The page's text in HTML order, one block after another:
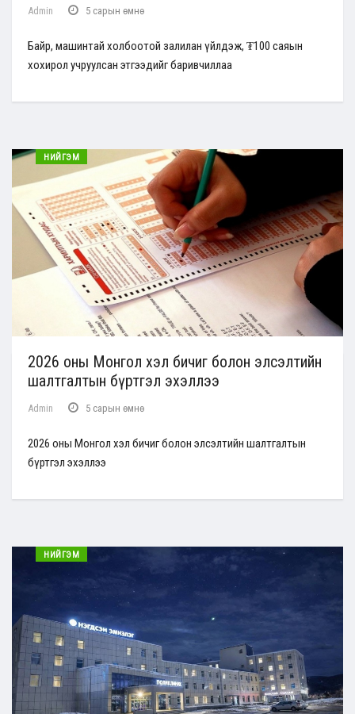
Admin 5 сарын өмнө
Байр, машинтай холбоотой залилан үйлдэж, ₮100 саяын
хохирол учруулсан этгээдийг баривчиллаа
НИЙГЭМ
2026 оны Монгол хэл бичиг болон элсэлтийн
шалтгалтын бүртгэл эхэллээ
Admin 5 сарын өмнө
2026 оны Монгол хэл бичиг болон элсэлтийн шалтгалтын
бүртгэл эхэллээ
НИЙГЭМ